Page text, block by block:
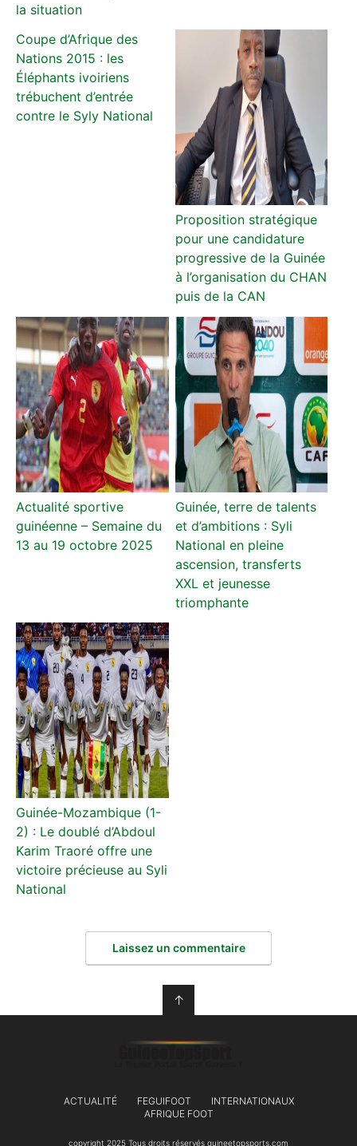
la situation
Coupe d’Afrique des
Nations 2015 : les
Éléphants ivoiriens
trébuchent d’entrée
contre le Syly National
Proposition stratégique
pour une candidature
progressive de la Guinée
à l’organisation du CHAN
puis de la CAN
Actualité sportive
guinéenne – Semaine du
13 au 19 octobre 2025
Guinée, terre de talents
et d’ambitions : Syli
National en pleine
ascension, transferts
XXL et jeunesse
triomphante
Guinée-Mozambique (1-
2) : Le doublé d’Abdoul
Karim Traoré offre une
victoire précieuse au Syli
National
Laissez un commentaire
↑
ACTUALITÉ FEGUIFOOT
INTERNATIONAUX
AFRIQUE FOOT
copyright 2025 Tous droits réservés guineetopsports.com